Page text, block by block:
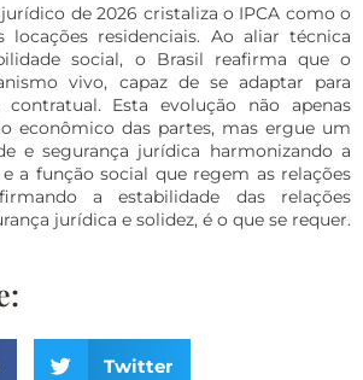
de 2026 cristaliza o IPCA como o
locações residenciais. Ao aliar técnica
social, o Brasil reafirma que o
vivo, capaz de se adaptar para
Esta evolução não apenas
econômico das partes, mas ergue um
e segurança jurídica harmonizando a
a função social que regem as relações
a estabilidade das relações
jurídica e solidez, é o que se requer.
Twitter